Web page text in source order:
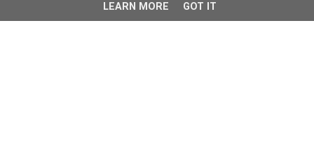
LEARN MORE GOT IT